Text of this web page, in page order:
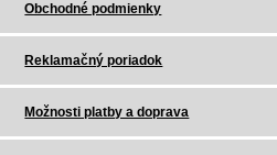
Obchodné podmienky
Reklamačný poriadok
Možnosti platby a doprava